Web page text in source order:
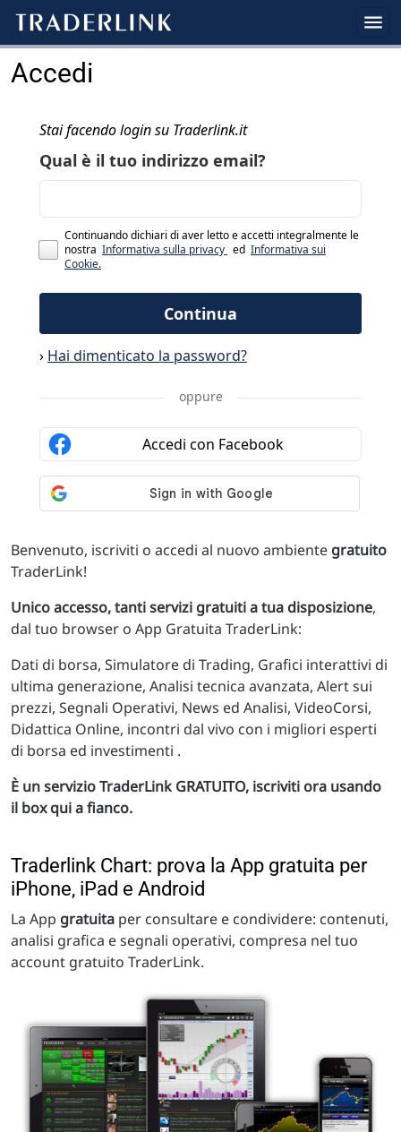
Accedi
Benvenuto, iscriviti o accedi al nuovo ambiente gratuito
TraderLink!
Unico accesso, tanti servizi gratuiti a tua disposizione,
dal tuo browser o App Gratuita TraderLink:
Dati di borsa, Simulatore di Trading, Grafici interattivi di
ultima generazione, Analisi tecnica avanzata, Alert sui
prezzi, Segnali Operativi, News ed Analisi, VideoCorsi,
Didattica Online, incontri dal vivo con i migliori esperti
di borsa ed investimenti .
È un servizio TraderLink GRATUITO, iscriviti ora usando
il box qui a fianco.
Traderlink Chart: prova la App gratuita per
iPhone, iPad e Android
La App gratuita per consultare e condividere: contenuti,
analisi grafica e segnali operativi, compresa nel tuo
account gratuito TraderLink.